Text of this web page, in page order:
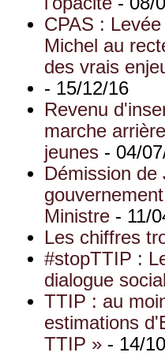
CPAS :
Michel au
des vrais
- 15/12/16
Revenu
marche
jeunes - 04/
Démission
Ministre - 11/
Les chiffres
#stopTTIP :
dialogue
TTIP : au
estimations
TTIP » - 14/